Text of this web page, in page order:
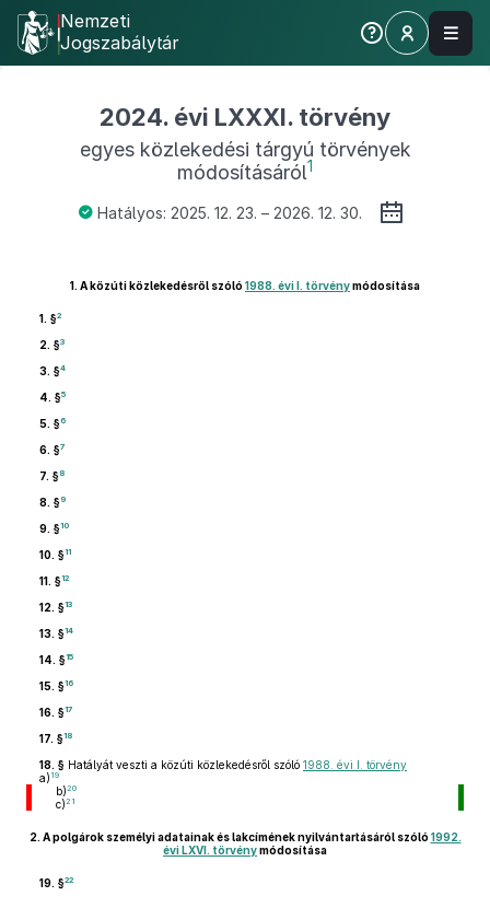
Nemzeti
Jogszabálytár
2024. évi LXXXI. törvény
egyes közlekedési tárgyú törvények
módosításáról1
Hatályos: 2025. 12. 23. – 2026. 12. 30.
1. A közúti közlekedésről szóló 1988. évi I. törvénymódosítása
1. §2
2. §3
3. §4
4. §5
5. §6
6. §7
7. §8
8. §9
9. §10
10. §11
11. §12
12. §13
13. §14
14. §15
15. §16
16. §17
17. §18
18. § Hatályát veszti a közúti közlekedésről szóló 1988. évi I. törvény
a) 19
b)20
c)21
2. A polgárok személyi adatainak és lakcímének nyilvántartásáról szóló 1992.
évi LXVI. törvénymódosítása
19. §22